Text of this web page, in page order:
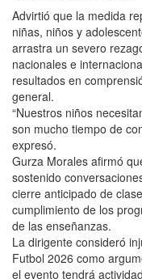
Advirtió que la medida
niñas, niños y
arrastra un severo
nacionales e
resultados en
general.
“Nuestros niños
son mucho tiempo de
expresó.
Gurza Morales afirmó
sostenido
cierre anticipado de
cumplimiento de los
de las enseñanzas.
La dirigente consideró
Futbol 2026 como
el evento tendrá